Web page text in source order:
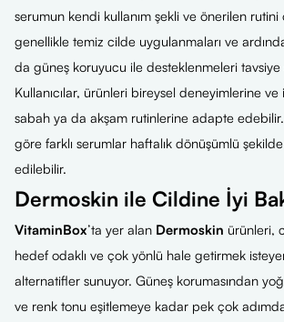
serumun kendi kullanım şekli ve önerilen
genellikle temiz cilde uygulanmaları ve
da güneş koruyucu ile desteklenmeleri tavsiye
Kullanıcılar, ürünleri bireysel deneyimlerine
sabah ya da akşam rutinlerine adapte
göre farklı serumlar haftalık dönüşümlü
edilebilir.
Dermoskin ile Cildine İyi
VitaminBox’ta yer alan Dermoskin ürünleri,
hedef odaklı ve çok yönlü hale getirmek
alternatifler sunuyor. Güneş korumasından
ve renk tonu eşitlemeye kadar pek çok